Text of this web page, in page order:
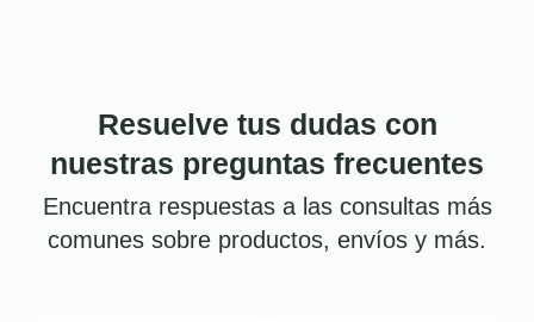
Resuelve tus dudas con
nuestras preguntas frecuentes
Encuentra respuestas a las consultas más
comunes sobre productos, envíos y más.